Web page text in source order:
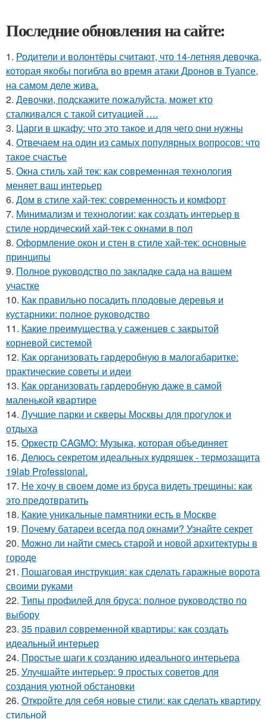
Последние обновления на сайте:
1. Родители и волонтёры считают, что 14-летняя девочка,
которая якобы погибла во время атаки Дронов в Туапсе,
на самом деле жива.
2. Девочки, подскажите пожалуйста, может кто
сталкивался с такой ситуацией ….
3. Царги в шкафу: что это такое и для чего они нужны
4. Отвечаем на один из самых популярных вопросов: что
такое счастье
5. Окна стиль хай тек: как современная технология
меняет ваш интерьер
6. Дом в стиле хай-тек: современность и комфорт
7. Минимализм и технологии: как создать интерьер в
стиле нордический хай-тек с окнами в пол
8. Оформление окон и стен в стиле хай-тек: основные
принципы
9. Полное руководство по закладке сада на вашем
участке
10. Как правильно посадить плодовые деревья и
кустарники: полное руководство
11. Какие преимущества у саженцев с закрытой
корневой системой
12. Как организовать гардеробную в малогабаритке:
практические советы и идеи
13. Как организовать гардеробную даже в самой
маленькой квартире
14. Лучшие парки и скверы Москвы для прогулок и
отдыха
15. Оркестр CAGMO: Музыка, которая объединяет
16. Делюсь секретом идеальных кудряшек - термозащита
19lab Professional.
17. Не хочу в своем доме из бруса видеть трещины: как
это предотвратить
18. Какие уникальные памятники есть в Москве
19. Почему батареи всегда под окнами? Узнайте секрет
20. Можно ли найти смесь старой и новой архитектуры в
городе
21. Пошаговая инструкция: как сделать гаражные ворота
своими руками
22. Типы профилей для бруса: полное руководство по
выбору
23. 35 правил современной квартиры: как создать
идеальный интерьер
24. Простые шаги к созданию идеального интерьера
25. Улучшайте интерьер: 9 простых советов для
создания уютной обстановки
26. Откройте для себя новые стили: как сделать квартиру
стильной